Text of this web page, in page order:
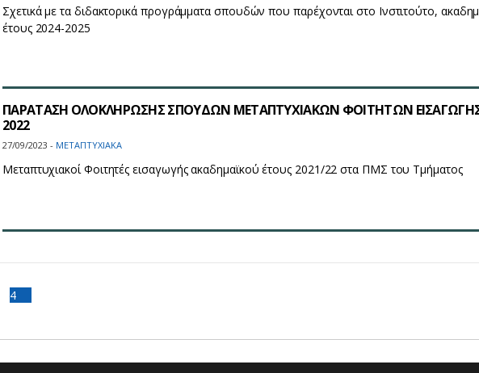
Σχετικά με τα διδακτορικά προγράμματα σπουδών που παρέχονται στο Ινστιτούτο,
έτους 2024-2025
ΠΑΡΑΤΑΣΗ ΟΛΟΚΛΗΡΩΣΗΣ ΣΠΟΥΔΩΝ ΜΕΤΑΠΤΥΧΙΑΚΩΝ ΦΟΙΤΗΤΩΝ ΕΙΣΑΓΩΓΗΣ
2022
27/09/2023 - ΜΕΤΑΠΤΥΧΙΑΚΑ
Μεταπτυχιακοί Φοιτητές εισαγωγής ακαδημαϊκού έτους 2021/22 στα ΠΜΣ του Τμήματος
4